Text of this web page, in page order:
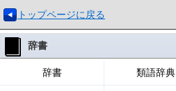
トップページに戻る
辞書
辞書 類語辞典